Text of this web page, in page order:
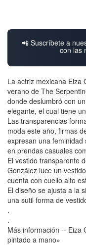
📲 Suscríbete a
con las
La actriz mexicana Eiza
verano de The
donde deslumbró con
elegante, el cual tiene
Las transparencias
moda este año, firmas
expresan una
en prendas casuales
El vestido transparente
González luce un
cuenta con cuello alto
El diseño se ajusta a la
una sutil forma de
.
.
Más información -- Eiza
pintado a mano»